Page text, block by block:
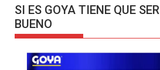
SI ES GOYA TIENE QUE SER
BUENO